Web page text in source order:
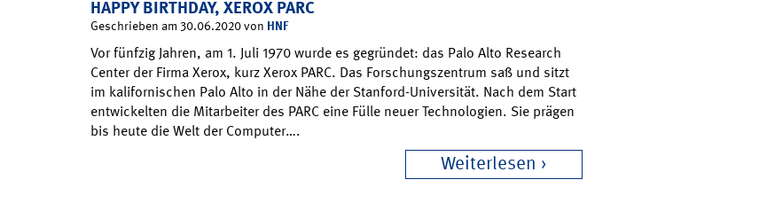
HAPPY BIRTHDAY, XEROX PARC
Geschrieben am 30.06.2020 von HNF
Vor fünfzig Jahren, am 1. Juli 1970 wurde es gegründet: das Palo Alto Research
Center der Firma Xerox, kurz Xerox PARC. Das Forschungszentrum saß und sitzt
im kalifornischen Palo Alto in der Nähe der Stanford-Universität. Nach dem Start
entwickelten die Mitarbeiter des PARC eine Fülle neuer Technologien. Sie prägen
bis heute die Welt der Computer….
Weiterlesen